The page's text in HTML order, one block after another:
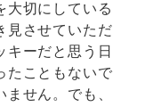
大切にしている
見させていただ
キーだと思う日
たこともないで
せん。でも、